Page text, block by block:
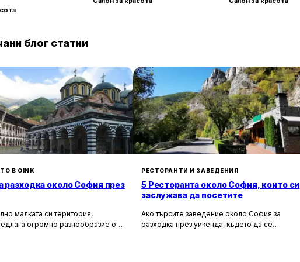
блог статии
В OINK
разходка около София през
малката си територия,
огромно разнообразие от
РЕСТОРАНТИ И ЗАВЕДЕНИЯ
5 Ресторанта около София, които си
заслужава да посетите
Ако търсите заведение около София за
разходка през уикенда, където да се